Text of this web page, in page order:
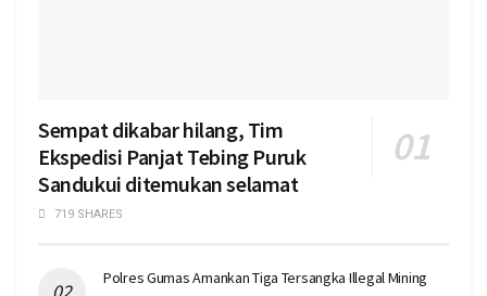
Sempat dikabar hilang, Tim
Ekspedisi Panjat Tebing Puruk
Sandukui ditemukan selamat
719 SHARES
Polres Gumas Amankan Tiga Tersangka Illegal Mining